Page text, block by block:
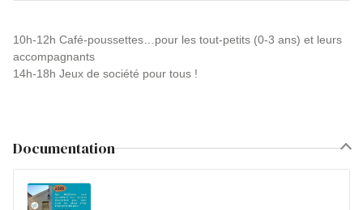
10h-12h Café-poussettes…pour les tout-petits (0-3 ans) et leurs
accompagnants
14h-18h Jeux de société pour tous !
Documentation